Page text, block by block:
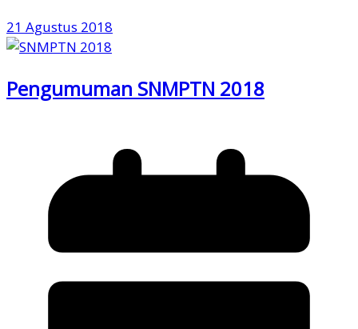
21 Agustus 2018
Pengumuman SNMPTN 2018